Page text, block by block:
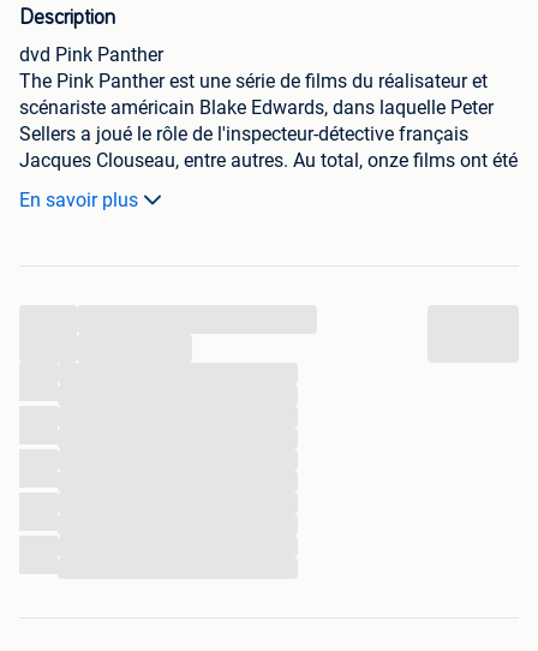
Description
dvd Pink Panther
The Pink Panther est une série de films du réalisateur et
scénariste américain Blake Edwards, dans laquelle Peter
Sellers a joué le rôle de l'inspecteur-détective français
Jacques Clouseau, entre autres. Au total, onze films ont été
réalisés, avec quatre acteurs différents dans les rôles de
Clouseau.
En savoir plus